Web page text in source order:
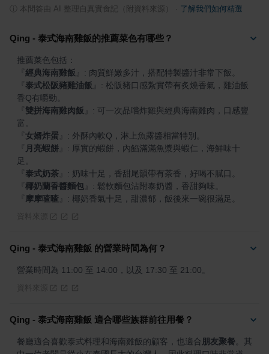
本問答由 AI 整理自真實食記（附資料來源） 了解我們如何精選
Qing - 泰式海南雞飯的推薦菜色有哪些？
經典海南雞飯
泰式松阪豬雞油飯
: 松阪豬口感紮實帶有炙燒香氣，雞油飯
雙拼海南雞肉飯
: 可一次品嚐炸雞與經典海南雞肉，口感豐
女婿炸蛋
月亮蝦餅
: 厚實的蝦餅，內餡滿滿魚漿與蝦仁，海鮮味十
泰式奶茶
椰奶蘭香醬麵包
摩摩喳喳 : 椰奶香氣十足，甜濃郁，飯後來一碗很滿足。
Qing - 泰式海南雞飯 的營業時間為何？
營業時間為 11:00 至 14:00，以及 17:30 至 21:00。
Qing - 泰式海南雞飯 適合哪些族群前往用餐？
餐廳適合喜歡泰式料理和海南雞飯的顧客，也適合 朋友聚餐 。其